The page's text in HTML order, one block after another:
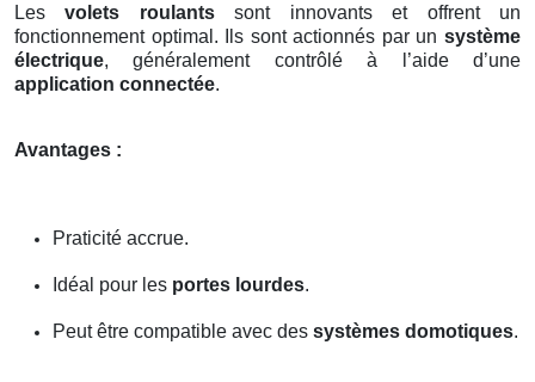
Lesvolets roulantssont innovants et offrent un
fonctionnement optimal. Ils sont actionnés par un système
électrique, généralement contrôlé à l’aide d’une
application connectée.
Avantages :
Praticité accrue.
Idéal pour les portes lourdes.
Peut être compatible avec des systèmes domotiques.